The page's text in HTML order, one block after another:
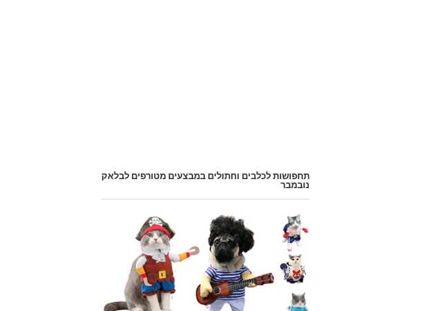
תחפושות לכלבים וחתולים במבצעים מטורפים לבלאק
נובמבר